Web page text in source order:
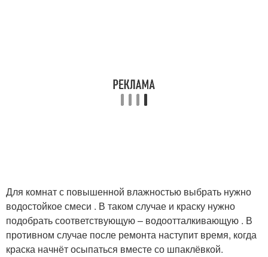
Для комнат с повышенной влажностью выбрать нужно
водостойкое смеси . В таком случае и краску нужно
подобрать соответствующую – водоотталкивающую . В
противном случае после ремонта наступит время, когда
краска начнёт осыпаться вместе со шпаклёвкой.